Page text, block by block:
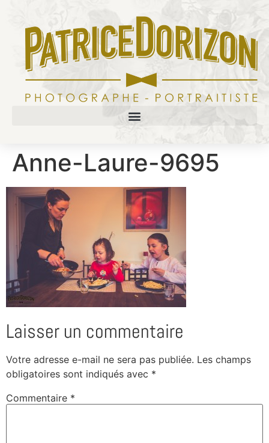
Anne-Laure-9695
Laisser un commentaire
Votre adresse e-mail ne sera pas publiée. Les champs
obligatoires sont indiqués avec *
Commentaire *